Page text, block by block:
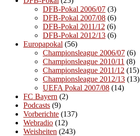
DFB-Pokal 2006/07 (3)
DFB-Pokal 2007/08 (6)
DFB-Pokal 2011/12 (6)
DFB-Pokal 2012/13 (6)
Europapokal (56)
Championsleague 2006/07 (6)
Championsleague 2010/11 (8)
Championsleague 2011/12 (15)
Championsleague 2012/13 (13)
UEFA Pokal 2007/08 (14)
FC Bayern (2)
Podcasts (9)
Vorberichte (137)
Webradio (12)
Weisheiten (243)